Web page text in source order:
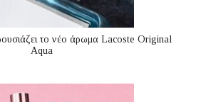
το νέο άρωμα Lacoste Original
Aqua